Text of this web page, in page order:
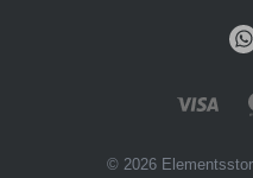
© 2026